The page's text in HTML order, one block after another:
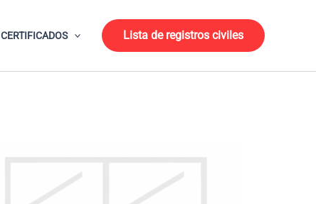
CERTIFICADOS Lista de registros civiles